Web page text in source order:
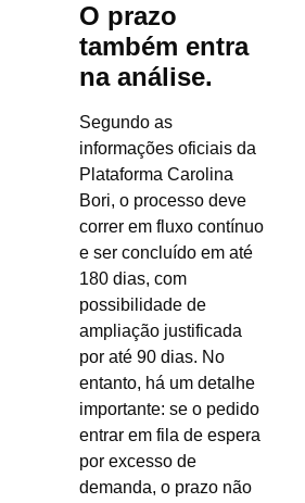
O prazo
também entra
na análise.
Segundo as
informações oficiais da
Plataforma Carolina
Bori, o processo deve
correr em fluxo contínuo
e ser concluído em até
180 dias, com
possibilidade de
ampliação justificada
por até 90 dias. No
entanto, há um detalhe
importante: se o pedido
entrar em fila de espera
por excesso de
demanda, o prazo não